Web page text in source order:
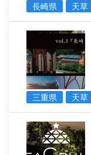
長崎県 天草
三重県
天草